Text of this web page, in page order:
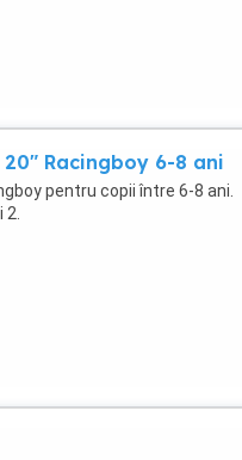
Racingboy 6-8 ani
pentru copii între 6-8 ani.